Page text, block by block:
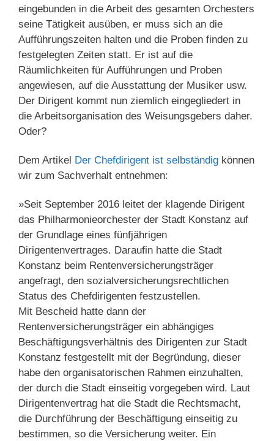
eingebunden in die Arbeit des gesamten Orchesters
seine Tätigkeit ausüben, er muss sich an die
Aufführungszeiten halten und die Proben finden zu
festgelegten Zeiten statt. Er ist auf die
Räumlichkeiten für Aufführungen und Proben
angewiesen, auf die Ausstattung der Musiker usw.
Der Dirigent kommt nun ziemlich eingegliedert in
die Arbeitsorganisation des Weisungsgebers daher.
Oder?
Dem Artikel Der Chef­di­ri­gent ist selb­ständig können
wir zum Sachverhalt entnehmen:
»Seit September 2016 leitet der klagende Dirigent
das Philharmonieorchester der Stadt Konstanz auf
der Grundlage eines fünfjährigen
Dirigentenvertrages. Daraufin hatte die Stadt
Konstanz beim Rentenversicherungsträger
angefragt, den sozialversicherungsrechtlichen
Status des Chefdirigenten festzustellen.
Mit Bescheid hatte dann der
Rentenversicherungsträger ein abhängiges
Beschäftigungsverhältnis des Dirigenten zur Stadt
Konstanz festgestellt mit der Begründung, dieser
habe den organisatorischen Rahmen einzuhalten,
der durch die Stadt einseitig vorgegeben wird. Laut
Dirigentenvertrag hat die Stadt die Rechtsmacht,
die Durchführung der Beschäftigung einseitig zu
bestimmen, so die Versicherung weiter. Ein